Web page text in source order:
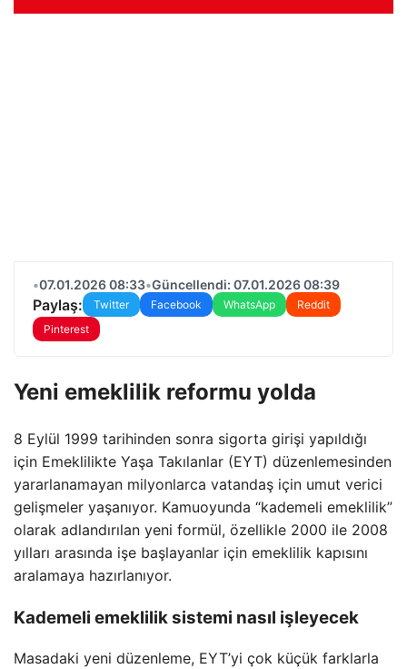
•07.01.2026 08:33•Güncellendi: 07.01.2026 08:39
Paylaş: Twitter Facebook WhatsApp
Reddit
Pinterest
Yeni emeklilik reformu yolda
8 Eylül 1999 tarihinden sonra sigorta girişi yapıldığı
için Emeklilikte Yaşa Takılanlar (EYT) düzenlemesinden
yararlanamayan milyonlarca vatandaş için umut verici
gelişmeler yaşanıyor. Kamuoyunda “kademeli emeklilik”
olarak adlandırılan yeni formül, özellikle 2000 ile 2008
yılları arasında işe başlayanlar için emeklilik kapısını
aralamaya hazırlanıyor.
Kademeli emeklilik sistemi nasıl işleyecek
Masadaki yeni düzenleme, EYT’yi çok küçük farklarla